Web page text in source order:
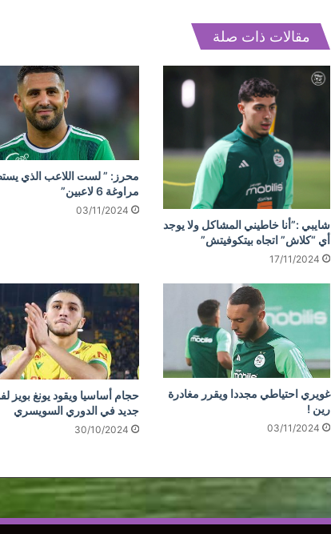
مقالات ذات صلة
شايبي :”أنا خاطيني المشاكل ولا يوجد
أي “كلاش” اتجاه بيتكوفيتش”
17/11/2024
محرز: ” لست اللاعب الذي
مراوغة 6 لاعبين”
03/11/2024
غويري احتياطي مجددا ويقرر مغادرة
رين !
03/11/2024
حجام أساسيا ويقود يونغ بويز
جديد في الدوري السويسري
30/10/2024